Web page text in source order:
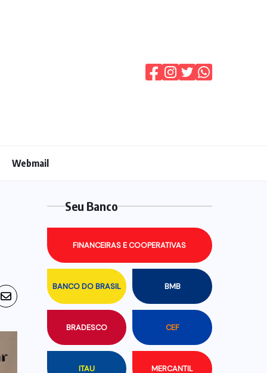
Webmail
Seu Banco
BANCO DO BRASIL BMB
BRADESCO CEF
FINANCEIRAS E COOPERATIVAS
ITAU MERCANTIL